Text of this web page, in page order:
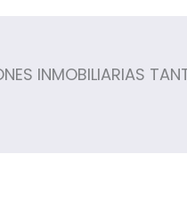
INMOBILIARIAS